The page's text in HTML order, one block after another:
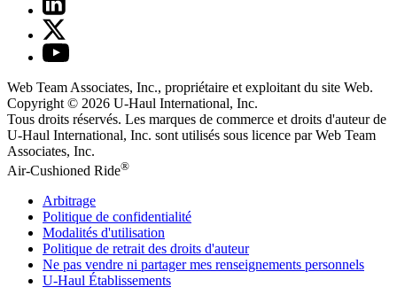
Web Team Associates, Inc., propriétaire et exploitant du site Web.
Copyright © 2026 U-Haul International, Inc.
Tous droits réservés. Les marques de commerce et droits d'auteur de
U-Haul International, Inc. sont utilisés sous licence par Web Team
Associates, Inc.
Air-Cushioned Ride®
Arbitrage
Politique de confidentialité
Modalités d'utilisation
Politique de retrait des droits d'auteur
Ne pas vendre ni partager mes renseignements personnels
U-Haul Établissements